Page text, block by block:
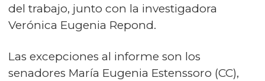
del trabajo, junto con la investigadora
Verónica Eugenia Repond.
Las excepciones al informe son los
senadores María Eugenia Estenssoro (CC),